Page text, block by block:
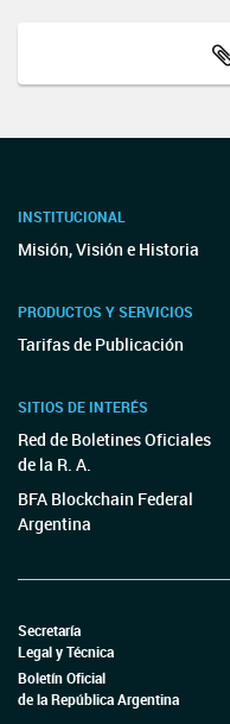
INSTITUCIONAL
Misión, Visión e Historia
PRODUCTOS Y SERVICIOS
Tarifas de Publicación
SITIOS DE INTERÉS
Red de Boletines Oficiales
de la R. A.
BFA Blockchain Federal
Argentina
Secretaría
Legal y Técnica
Boletín Oficial
de la República Argentina